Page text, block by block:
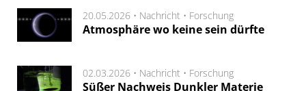
20.05.2026 • Nachricht • Forschung
Atmosphäre wo keine sein dürfte
02.03.2026 • Nachricht • Forschung
Süßer Nachweis Dunkler Materie